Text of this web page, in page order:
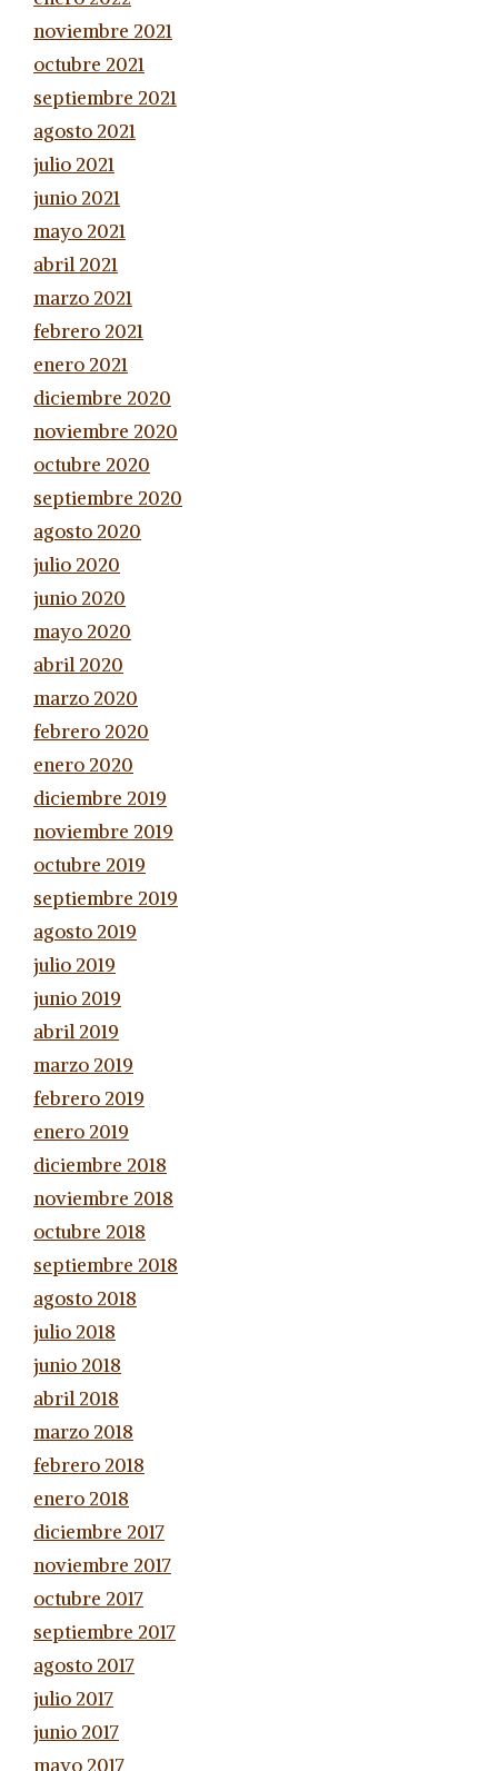
noviembre 2021
octubre 2021
septiembre 2021
agosto 2021
julio 2021
junio 2021
mayo 2021
abril 2021
marzo 2021
febrero 2021
enero 2021
diciembre 2020
noviembre 2020
octubre 2020
septiembre 2020
agosto 2020
julio 2020
junio 2020
mayo 2020
abril 2020
marzo 2020
febrero 2020
enero 2020
diciembre 2019
noviembre 2019
octubre 2019
septiembre 2019
agosto 2019
julio 2019
junio 2019
abril 2019
marzo 2019
febrero 2019
enero 2019
diciembre 2018
noviembre 2018
octubre 2018
septiembre 2018
agosto 2018
julio 2018
junio 2018
abril 2018
marzo 2018
febrero 2018
enero 2018
diciembre 2017
noviembre 2017
octubre 2017
septiembre 2017
agosto 2017
julio 2017
junio 2017
mayo 2017